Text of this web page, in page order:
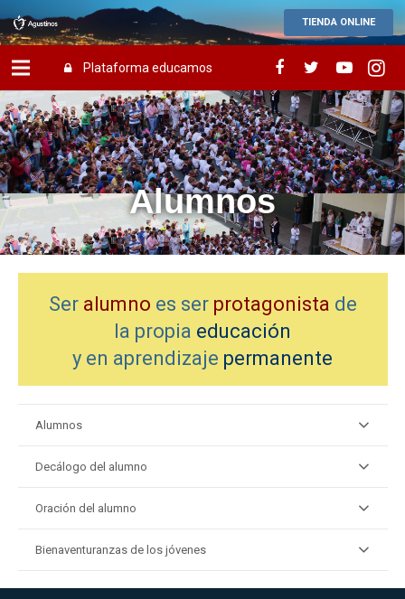
TIENDA ONLINE
Plataforma educamos
Alumnos
Ser alumno es ser protagonista de
la propia educación
y en aprendizaje permanente
Alumnos
Decálogo del alumno
Oración del alumno
Bienaventuranzas de los jóvenes